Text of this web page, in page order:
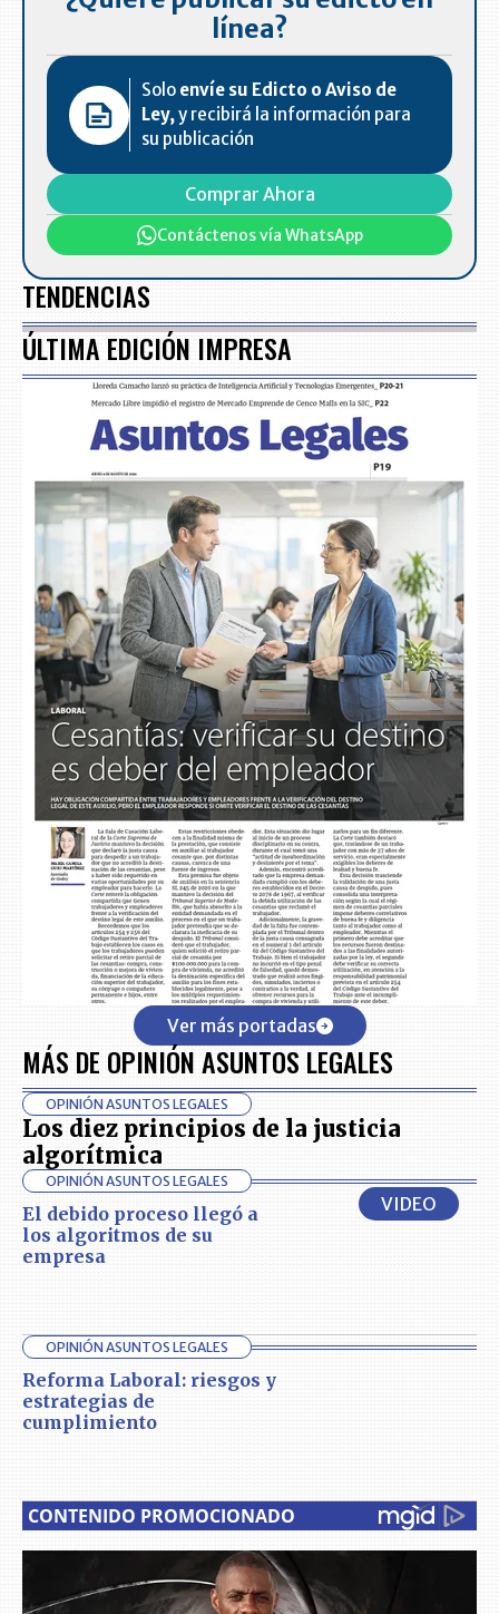
línea?
Solo envíe su Edicto o Aviso de
Ley,y recibirá la información para
su publicación
Comprar Ahora
Contáctenos vía WhatsApp
TENDENCIAS
ÚLTIMA EDICIÓN IMPRESA
Ver más portadas
MÁS DE OPINIÓN ASUNTOS LEGALES
OPINIÓN ASUNTOS LEGALES
Los diez principios de la justicia
algorítmica
VIDEO
OPINIÓN ASUNTOS LEGALES
El debido proceso llegó a
los algoritmos de su
empresa
OPINIÓN ASUNTOS LEGALES
Reforma Laboral: riesgos y
estrategias de
cumplimiento